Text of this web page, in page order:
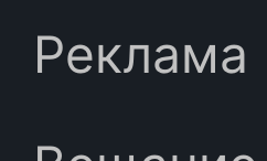
Реклама